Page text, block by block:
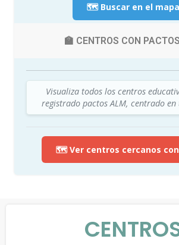
🗺️ Buscar en el mapa
🏫 CENTROS CON
Visualiza todos los centros
registrado pactos ALM, centrado
🗺️ Ver centros cercanos